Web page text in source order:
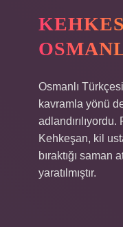
Osmanlı
kavramla yönü
Kehkeşan, kil
bıraktığı saman
yaratılmıştır.